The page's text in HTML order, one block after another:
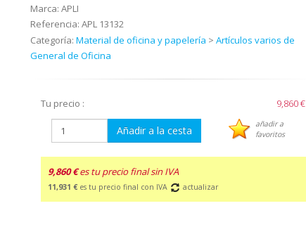
Marca: APLI
Referencia: APL 13132
Categoría: Material de oficina y papelería > Artículos varios de
General de Oficina
Tu precio : 9,860 €
Añadir a la cesta
añadir a
favoritos
9,860 €es tu precio final sin IVA
11,931 € es tu precio final con IVA actualizar